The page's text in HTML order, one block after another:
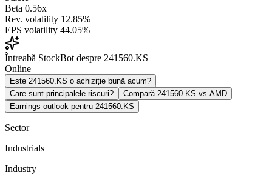
Beta 0.56x
Rev. volatility 12.85%
EPS volatility 44.05%
Întreabă StockBot despre 241560.KS
Online
Este 241560.KS o achiziție bună acum?
Care sunt principalele riscuri?
Compară 241560.KS vs AMD
Earnings outlook pentru 241560.KS
Sector
Industrials
Industry